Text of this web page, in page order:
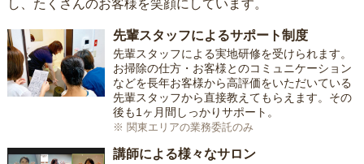
し、たくさんのお客様を笑顔にしています。
先輩スタッフによるサポート制度
先輩スタッフによる実地研修を受けられます。
お掃除の仕方・お客様とのコミュニケーション
などを長年お客様から高評価をいただいている
先輩スタッフから直接教えてもらえます。その
後も1ヶ月間しっかりサポート。
※ 関東エリアの業務委託のみ
講師による様々なサロン